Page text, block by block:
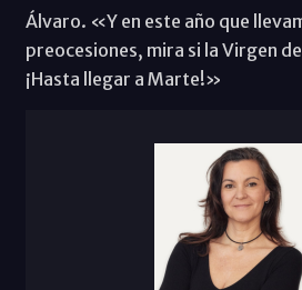
Álvaro. «Y en este año que
preocesiones, mira si la Virgen
¡Hasta llegar a Marte!»